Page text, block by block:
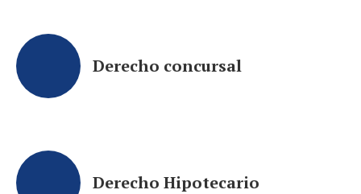
Derecho concursal
Derecho Hipotecario